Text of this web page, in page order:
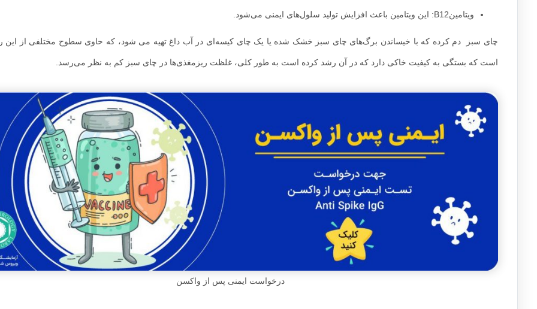
ویتامینB12: این ویتامین باعث افزایش تولید سلول‌های ایمنی می‌شود.
چای سبز دم کرده که با خیساندن برگ‌های چای سبز خشک شده یا یک چای کیسه‌ای در آب داغ تهیه می شود، که حاوی سطوح مختلفی از این
است که بستگی به کیفیت خاکی دارد که در آن رشد کرده است به طور کلی، غلظت ریزمغذی‌ها در چای سبز کم به نظر می‌رسد.
درخواست ایمنی پس از واکسن